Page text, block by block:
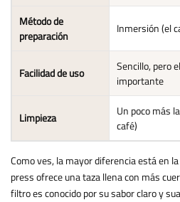
Método de
preparación
Inmersión (el
Facilidad de uso
Sencillo, pero
importante
Limpieza
Un poco más
café)
Como ves, la mayor diferencia está en
press ofrece una taza llena con más
filtro es conocido por su sabor claro y